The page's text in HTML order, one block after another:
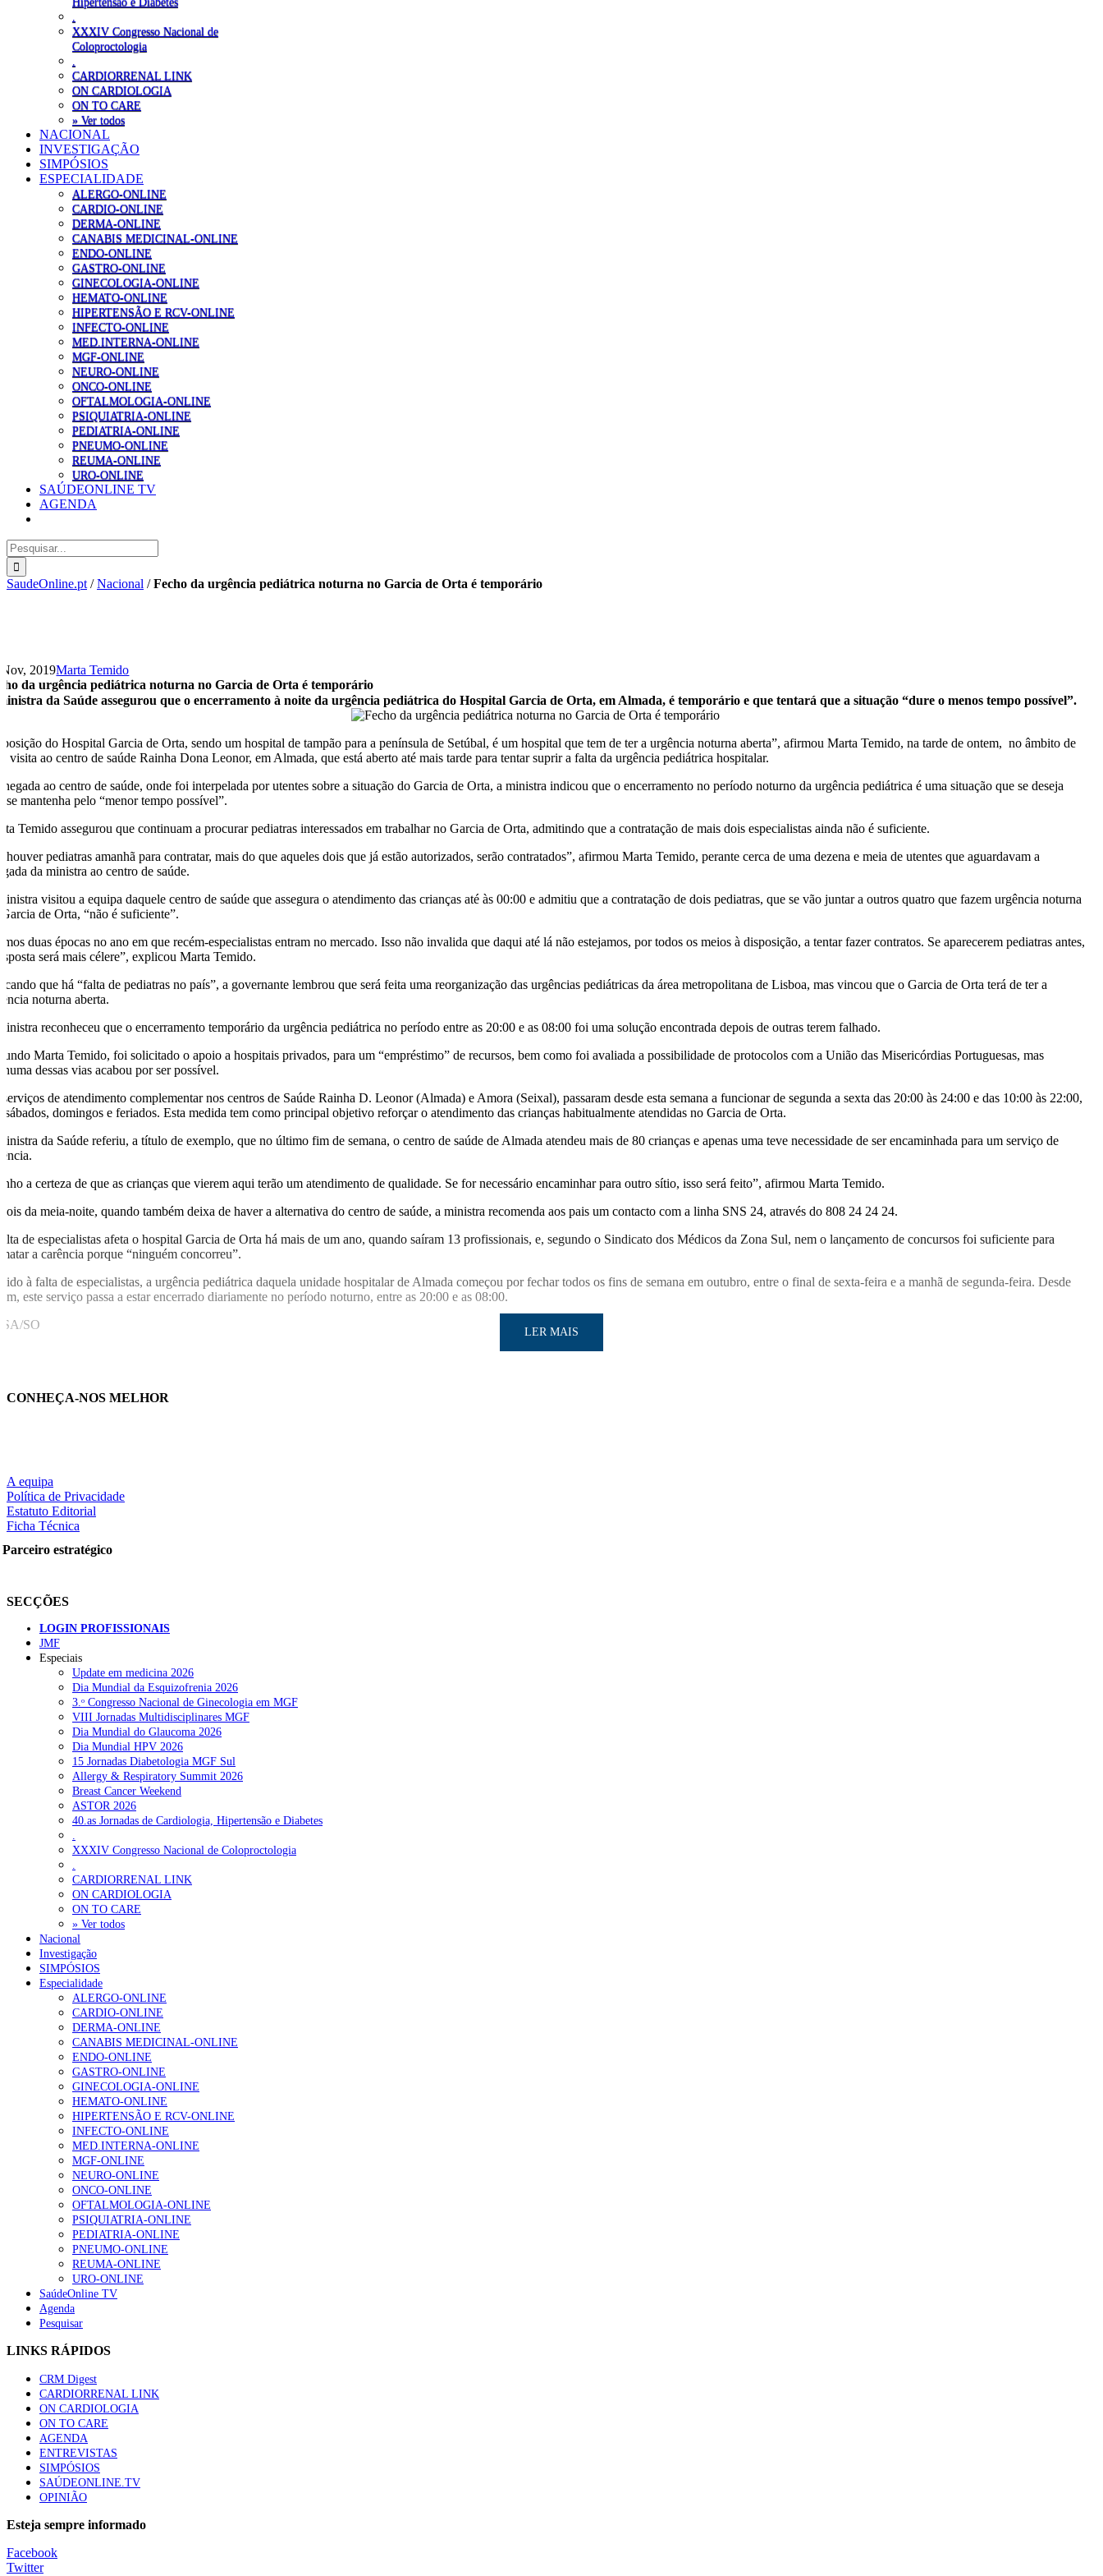
XXXIV Congresso Nacional de
Coloproctologia
CARDIORRENAL LINK
ON CARDIOLOGIA
ON TO CARE
» Ver todos
NACIONAL
INVESTIGAÇÃO
SIMPÓSIOS
ESPECIALIDADE
ALERGO-ONLINE
CARDIO-ONLINE
DERMA-ONLINE
CANABIS MEDICINAL-ONLINE
ENDO-ONLINE
GASTRO-ONLINE
GINECOLOGIA-ONLINE
HEMATO-ONLINE
HIPERTENSÃO E RCV-ONLINE
INFECTO-ONLINE
MED.INTERNA-ONLINE
MGF-ONLINE
NEURO-ONLINE
ONCO-ONLINE
OFTALMOLOGIA-ONLINE
PSIQUIATRIA-ONLINE
PEDIATRIA-ONLINE
PNEUMO-ONLINE
REUMA-ONLINE
URO-ONLINE
SAÚDEONLINE TV
AGENDA
Pesquisar
SaudeOnline.pt /Nacional /Fecho da urgência pediátrica noturna no Garcia de Orta é temporário
2019Marta Temido
da urgência pediátrica noturna no Garcia de Orta é temporário
da Saúde assegurou que o encerramento à noite da urgência pediátrica do Hospital Garcia de Orta, em Almada, é temporário e que tentará que a situação “dure o menos tempo possível”.
do Hospital Garcia de Orta, sendo um hospital de tampão para a península de Setúbal, é um hospital que tem de ter a urgência noturna aberta”, afirmou Marta Temido, na tarde de ontem, no âmbito de
visita ao centro de saúde Rainha Dona Leonor, em Almada, que está aberto até mais tarde para tentar suprir a falta da urgência pediátrica hospitalar.
ao centro de saúde, onde foi interpelada por utentes sobre a situação do Garcia de Orta, a ministra indicou que o encerramento no período noturno da urgência pediátrica é uma situação que se deseja
se mantenha pelo “menor tempo possível”.
Temido assegurou que continuam a procurar pediatras interessados em trabalhar no Garcia de Orta, admitindo que a contratação de mais dois especialistas ainda não é suficiente.
houver pediatras amanhã para contratar, mais do que aqueles dois que já estão autorizados, serão contratados”, afirmou Marta Temido, perante cerca de uma dezena e meia de utentes que aguardavam a
da ministra ao centro de saúde.
visitou a equipa daquele centro de saúde que assegura o atendimento das crianças até às 00:00 e admitiu que a contratação de dois pediatras, que se vão juntar a outros quatro que fazem urgência noturna
de Orta, “não é suficiente”.
duas épocas no ano em que recém-especialistas entram no mercado. Isso não invalida que daqui até lá não estejamos, por todos os meios à disposição, a tentar fazer contratos. Se aparecerem pediatras antes,
será mais célere”, explicou Marta Temido.
que há “falta de pediatras no país”, a governante lembrou que será feita uma reorganização das urgências pediátricas da área metropolitana de Lisboa, mas vincou que o Garcia de Orta terá de ter a
noturna aberta.
reconheceu que o encerramento temporário da urgência pediátrica no período entre as 20:00 e as 08:00 foi uma solução encontrada depois de outras terem falhado.
Marta Temido, foi solicitado o apoio a hospitais privados, para um “empréstimo” de recursos, bem como foi avaliada a possibilidade de protocolos com a União das Misericórdias Portuguesas, mas
dessas vias acabou por ser possível.
serviços de atendimento complementar nos centros de Saúde Rainha D. Leonor (Almada) e Amora (Seixal), passaram desde esta semana a funcionar de segunda a sexta das 20:00 às 24:00 e das 10:00 às 22:00,
sábados, domingos e feriados. Esta medida tem como principal objetivo reforçar o atendimento das crianças habitualmente atendidas no Garcia de Orta.
da Saúde referiu, a título de exemplo, que no último fim de semana, o centro de saúde de Almada atendeu mais de 80 crianças e apenas uma teve necessidade de ser encaminhada para um serviço de
a certeza de que as crianças que vierem aqui terão um atendimento de qualidade. Se for necessário encaminhar para outro sítio, isso será feito”, afirmou Marta Temido.
da meia-noite, quando também deixa de haver a alternativa do centro de saúde, a ministra recomenda aos pais um contacto com a linha SNS 24, através do 808 24 24 24.
de especialistas afeta o hospital Garcia de Orta há mais de um ano, quando saíram 13 profissionais, e, segundo o Sindicato dos Médicos da Zona Sul, nem o lançamento de concursos foi suficiente para
a carência porque “ninguém concorreu”.
à falta de especialistas, a urgência pediátrica daquela unidade hospitalar de Almada começou por fechar todos os fins de semana em outubro, entre o final de sexta-feira e a manhã de segunda-feira. Desde
este serviço passa a estar encerrado diariamente no período noturno, entre as 20:00 e as 08:00.
SO
nas redes sociais:
RECENTES
Portugal está a formar os médicos de que precisa?
Estudantes de Medicina representados na 79.ª World Health Assembly
SCORA X-Change Portugal promove formação internacional em saúde sexual e reprodutiva
ANEM reúne com coordenador do Pacto Estratégico para a Saúde
Sindicato diz que nova carreira de médicos dentistas reforça estabilidade no SNS
MAIS LIDAS
Enfermagem Forense. “Da urgência ao tribunal, cada gesto conta e cada profissional faz a diferença”
202 visualizações
Alguns milhares de utentes podem ficar sem médico de família com nova regras do registo, alerta associação
175 visualizações
Quase quatro em cada dez doentes com enfarte apresentavam níveis elevados de Lp(a), revela estudo
86 visualizações
“Os programas de rastreio do cancro do pulmão são custo-efetivos e representam um investimento sustentável para os sistemas de saúde”
66 visualizações
Trodelvy aprovado para primeira linha no cancro da mama triplo negativo metastático em doentes não elegíveis para inibidores PD-(L)1
61 visualizações
Especialistas defendem mais potássio na alimentação para ajudar a controlar a hipertensão
57 visualizações
MAIS NOTÍCIAS
Sindicato diz que nova carreira de médicos dentistas reforça estabilidade no SNS
LER MAIS
CONHEÇA-NOS MELHOR
A equipa
Política de Privacidade
Estatuto Editorial
Ficha Técnica
Parceiro estratégico
SECÇÕES
LOGIN PROFISSIONAIS
JMF
Especiais
Update em medicina 2026
Dia Mundial da Esquizofrenia 2026
3.ᵒ Congresso Nacional de Ginecologia em MGF
VIII Jornadas Multidisciplinares MGF
Dia Mundial do Glaucoma 2026
Dia Mundial HPV 2026
15 Jornadas Diabetologia MGF Sul
Allergy & Respiratory Summit 2026
Breast Cancer Weekend
ASTOR 2026
40.as Jornadas de Cardiologia, Hipertensão e Diabetes
.
XXXIV Congresso Nacional de Coloproctologia
.
CARDIORRENAL LINK
ON CARDIOLOGIA
ON TO CARE
» Ver todos
Nacional
Investigação
SIMPÓSIOS
Especialidade
ALERGO-ONLINE
CARDIO-ONLINE
DERMA-ONLINE
CANABIS MEDICINAL-ONLINE
ENDO-ONLINE
GASTRO-ONLINE
GINECOLOGIA-ONLINE
HEMATO-ONLINE
HIPERTENSÃO E RCV-ONLINE
INFECTO-ONLINE
MED.INTERNA-ONLINE
MGF-ONLINE
NEURO-ONLINE
ONCO-ONLINE
OFTALMOLOGIA-ONLINE
PSIQUIATRIA-ONLINE
PEDIATRIA-ONLINE
PNEUMO-ONLINE
REUMA-ONLINE
URO-ONLINE
SaúdeOnline TV
Agenda
Pesquisar
LINKS RÁPIDOS
CRM Digest
CARDIORRENAL LINK
ON CARDIOLOGIA
ON TO CARE
AGENDA
ENTREVISTAS
SIMPÓSIOS
SAÚDEONLINE.TV
OPINIÃO
Esteja sempre informado
Facebook
Twitter